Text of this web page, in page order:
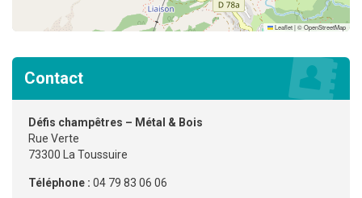
Leaflet|©OpenStreetMap
Contact
Défis champêtres – Métal & Bois
Rue Verte
73300 La Toussuire
Téléphone : 04 79 83 06 06